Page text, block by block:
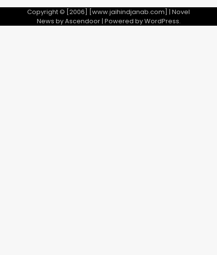
Copyright © [2006] [www.jaihindjanab.com] | Novel
News byAscendoor| Powered byWordPress.